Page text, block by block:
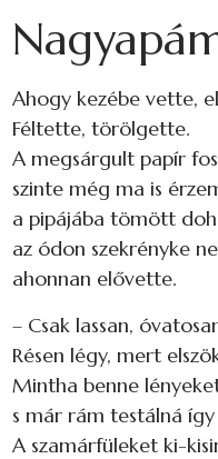
Ahogy kezébe vette,
Féltette, törölgette.
A megsárgult papír
szinte még ma is
a pipájába tömött
az ódon szekrényke
ahonnan elővette.
– Csak lassan,
Résen légy, mert
Mintha benne
s már rám testálná
A szamárfüleket ki-